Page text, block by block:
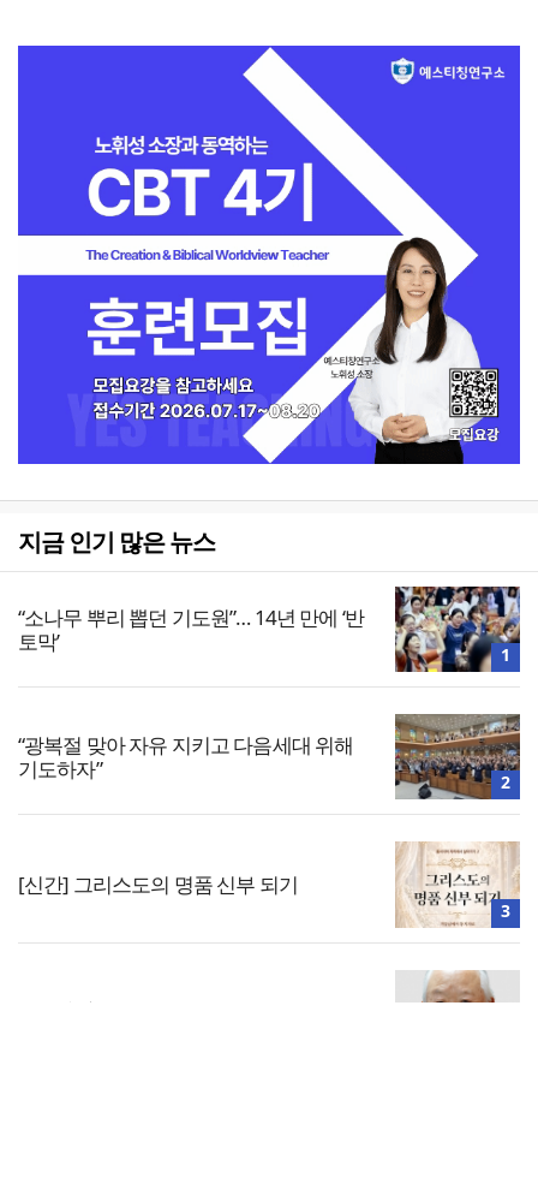
지금 인기 많은 뉴스
“소나무 뿌리 뽑던 기도원”… 14년 만에 ‘반
토막’
1
“광복절 맞아 자유 지키고 다음세대 위해
기도하자”
2
[신간] 그리스도의 명품 신부 되기
3
공실(空室) 공화국